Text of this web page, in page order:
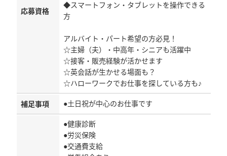
応募資格
◆スマートフォン・タブレットを操作できる
方
アルバイト・パート希望の方必見！
☆主婦（夫）・中高年・シニアも活躍中
☆接客・販売経験が活かせます
☆英会話が生かせる場面も？
☆ハローワークでお仕事を探している方も♪
補足事項 ●土日祝が中心のお仕事です
●健康診断
●労災保険
●交通費支給